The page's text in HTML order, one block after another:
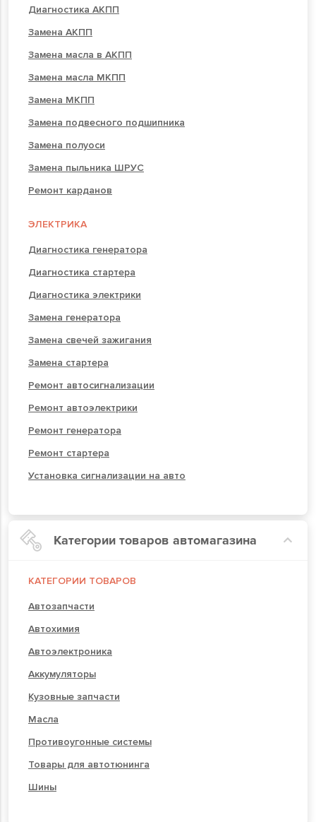
Диагностика АКПП
Замена АКПП
Замена масла в АКПП
Замена масла МКПП
Замена МКПП
Замена подвесного подшипника
Замена полуоси
Замена пыльника ШРУС
Ремонт карданов
ЭЛЕКТРИКА
Диагностика генератора
Диагностика стартера
Диагностика электрики
Замена генератора
Замена свечей зажигания
Замена стартера
Ремонт автосигнализации
Ремонт автоэлектрики
Ремонт генератора
Ремонт стартера
Установка сигнализации на авто
Категории товаров автомагазина
КАТЕГОРИИ ТОВАРОВ
Автозапчасти
Автохимия
Автоэлектроника
Аккумуляторы
Кузовные запчасти
Масла
Противоугонные системы
Товары для автотюнинга
Шины